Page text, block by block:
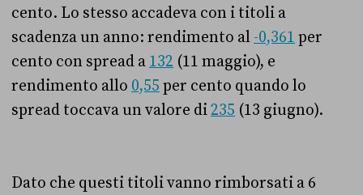
cento. Lo stesso accadeva con i titoli a
scadenza un anno: rendimento al -0,361 per
cento con spread a 132 (11 maggio), e
rendimento allo 0,55 per cento quando lo
spread toccava un valore di235 (13 giugno).
Dato che questi titoli vanno rimborsati a 6